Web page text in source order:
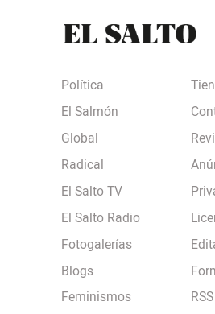
Política
El Salmón
Global
Radical
El Salto TV
El Salto Radio
Fotogalerías
Blogs
Feminismos
RSS